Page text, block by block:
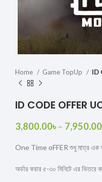
Home Game TopUp ID
ID CODE OFFER
3,800.00৳ – 7,950.00
One Time oFFER শুধু মাত্র এক
অর্ডার করার ৫-৩০ মিনিটে এর ভিতরে